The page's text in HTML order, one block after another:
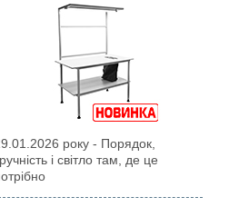
року - Порядок,
і світло там, де це